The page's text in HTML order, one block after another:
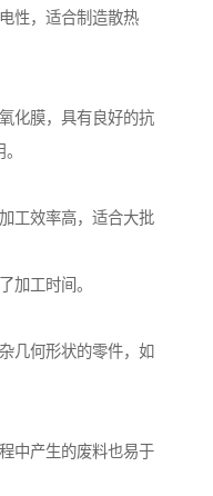
性，适合制造散热
化膜，具有良好的抗
工效率高，适合大批
加工时间。
几何形状的零件，如
中产生的废料也易于